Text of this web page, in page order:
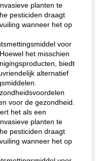
planten te
pesticiden draagt
wanneer het op
voor
het misschien
biedt
alternatief
voor de gezondheid.
het als een
planten te
pesticiden draagt
wanneer het op